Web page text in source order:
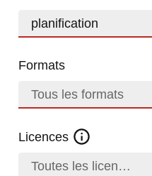
planification
Formats
Tous les formats
Licences
Toutes les licences